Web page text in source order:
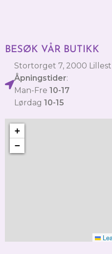
BESØK VÅR BUTIKK
Stortorget 7, 2000
Åpningstider:
Man-Fre 10-17
Lørdag 10-15
+
−